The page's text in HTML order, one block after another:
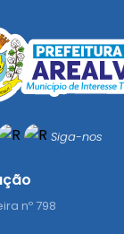
Siga-nos
nº 798